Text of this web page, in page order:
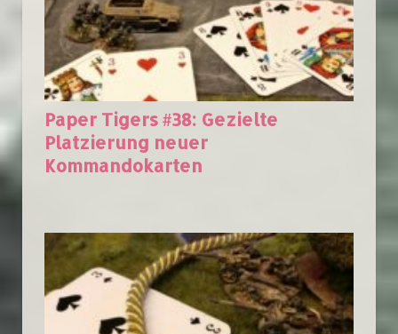
Paper Tigers #38: Gezielte
Platzierung neuer
Kommandokarten